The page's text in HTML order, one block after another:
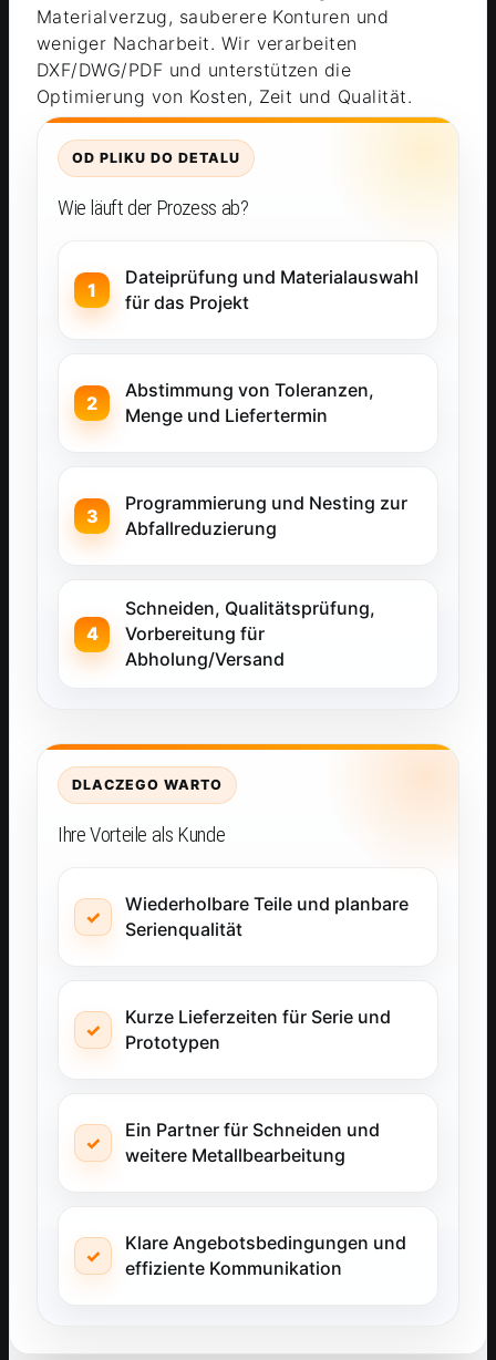
Materialverzug, sauberere Konturen und
weniger Nacharbeit. Wir verarbeiten
DXF/DWG/PDF und unterstützen die
Optimierung von Kosten, Zeit und Qualität.
OD PLIKU DO DETALU
Wie läuft der Prozess ab?
Dateiprüfung und Materialauswahl
für das Projekt
Abstimmung von Toleranzen,
Menge und Liefertermin
Programmierung und Nesting zur
Abfallreduzierung
Schneiden, Qualitätsprüfung,
Vorbereitung für
Abholung/Versand
DLACZEGO WARTO
Ihre Vorteile als Kunde
Wiederholbare Teile und planbare
Serienqualität
Kurze Lieferzeiten für Serie und
Prototypen
Ein Partner für Schneiden und
weitere Metallbearbeitung
Klare Angebotsbedingungen und
effiziente Kommunikation